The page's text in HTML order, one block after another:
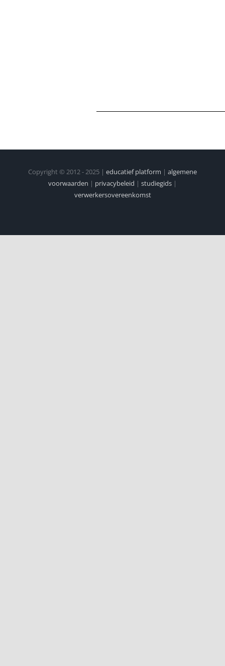
Copyright © 2012 - 2025 | educatief platform | algemene
voorwaarden | privacybeleid | studiegids |
verwerkersovereenkomst